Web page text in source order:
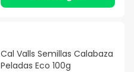
Cal Valls Semillas Calabaza
Peladas Eco 100g